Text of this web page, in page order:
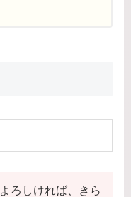
ろしければ、きら